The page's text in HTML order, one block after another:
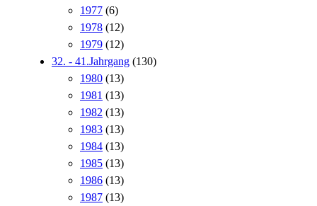
1977 (6)
1978 (12)
1979 (12)
32. - 41.Jahrgang (130)
1980 (13)
1981 (13)
1982 (13)
1983 (13)
1984 (13)
1985 (13)
1986 (13)
1987 (13)